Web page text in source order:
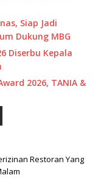
Siap Jadi
Dukung MBG
Diserbu Kepala
2026, TANIA &
Restoran Yang